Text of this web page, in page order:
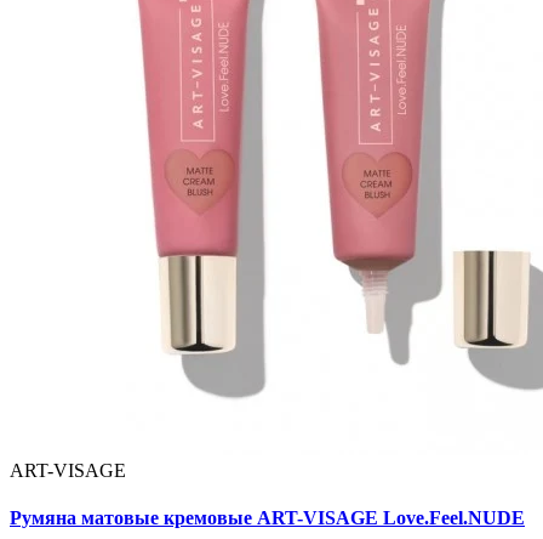
ART-VISAGE
Румяна матовые кремовые ART-VISAGE Love.Feel.NUDE